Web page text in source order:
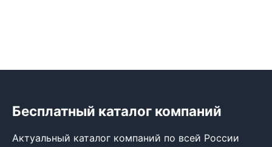
Бесплатный каталог компаний
Актуальный каталог компаний по всей России